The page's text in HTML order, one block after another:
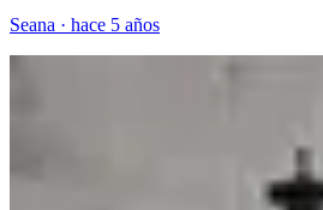
Seana · hace 5 años